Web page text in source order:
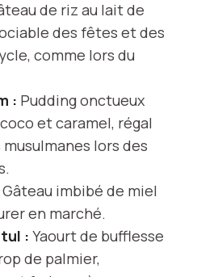
de riz au lait de
des fêtes et des
comme lors du
: Pudding onctueux
et caramel, régal
lors des
Gâteau imbibé de miel
en marché.
: Yaourt de bufflesse
de palmier,